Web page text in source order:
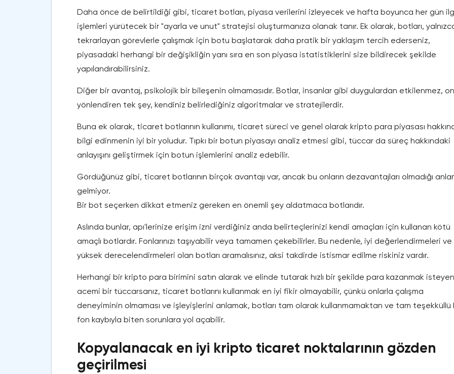
Daha önce de belirtildiği gibi, ticaret botları, piyasa verilerini izleyecek ve hafta boyunca her gün
işlemleri yürütecek bir "ayarla ve unut" stratejisi oluşturmanıza olanak tanır. Ek olarak, botları,
tekrarlayan görevlerle çalışmak için botu başlatarak daha pratik bir yaklaşım tercih ederseniz,
piyasadaki herhangi bir değişikliğin yanı sıra en son piyasa istatistiklerini size bildirecek şekilde
yapılandırabilirsiniz.
Diğer bir avantaj, psikolojik bir bileşenin olmamasıdır. Botlar, insanlar gibi duygulardan etkilenmez,
yönlendiren tek şey, kendiniz belirlediğiniz algoritmalar ve stratejilerdir.
Buna ek olarak, ticaret botlarının kullanımı, ticaret süreci ve genel olarak kripto para piyasası
bilgi edinmenin iyi bir yoludur. Tıpkı bir botun piyasayı analiz etmesi gibi, tüccar da süreç hakkındaki
anlayışını geliştirmek için botun işlemlerini analiz edebilir.
Gördüğünüz gibi, ticaret botlarının birçok avantajı var, ancak bu onların dezavantajları olmadığı
gelmiyor.
Bir bot seçerken dikkat etmeniz gereken en önemli şey aldatmaca botlarıdır.
Aslında bunlar, apı'lerinize erişim izni verdiğiniz anda belirteçlerinizi kendi amaçları için kullanan kötü
amaçlı botlardır. Fonlarınızı taşıyabilir veya tamamen çekebilirler. Bu nedenle, iyi değerlendirmeleri ve
yüksek derecelendirmeleri olan botları aramalısınız, aksi takdirde istismar edilme riskiniz vardır.
Herhangi bir kripto para birimini satın alarak ve elinde tutarak hızlı bir şekilde para kazanmak isteyen
acemi bir tüccarsanız, ticaret botlarını kullanmak en iyi fikir olmayabilir, çünkü onlarla çalışma
deneyiminin olmaması ve işleyişlerini anlamak, botları tam olarak kullanmamaktan ve tam teşekküllü
fon kaybıyla biten sorunlara yol açabilir.
Kopyalanacak en iyi kripto ticaret noktalarının gözden
geçirilmesi